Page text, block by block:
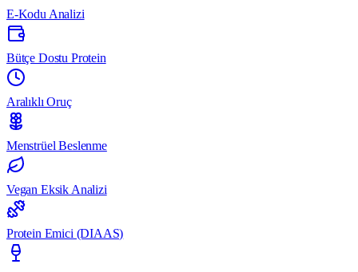
E-Kodu Analizi
Bütçe Dostu Protein
Aralıklı Oruç
Menstrüel Beslenme
Vegan Eksik Analizi
Protein Emici (DIAAS)